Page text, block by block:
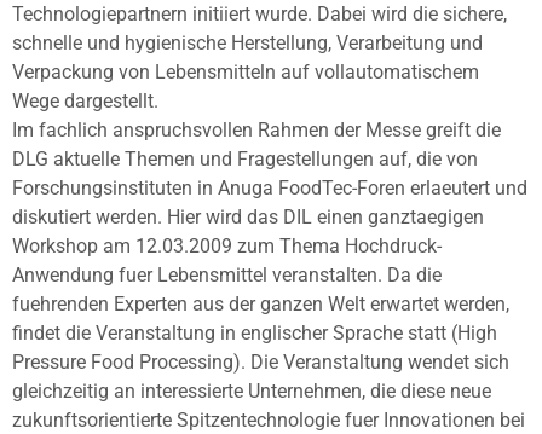
Technologiepartnern initiiert wurde. Dabei wird die sichere,
schnelle und hygienische Herstellung, Verarbeitung und
Verpackung von Lebensmitteln auf vollautomatischem
Wege dargestellt.
Im fachlich anspruchsvollen Rahmen der Messe greift die
DLG aktuelle Themen und Fragestellungen auf, die von
Forschungsinstituten in Anuga FoodTec-Foren erlaeutert und
diskutiert werden. Hier wird das DIL einen ganztaegigen
Workshop am 12.03.2009 zum Thema Hochdruck-
Anwendung fuer Lebensmittel veranstalten. Da die
fuehrenden Experten aus der ganzen Welt erwartet werden,
findet die Veranstaltung in englischer Sprache statt (High
Pressure Food Processing). Die Veranstaltung wendet sich
gleichzeitig an interessierte Unternehmen, die diese neue
zukunftsorientierte Spitzentechnologie fuer Innovationen bei